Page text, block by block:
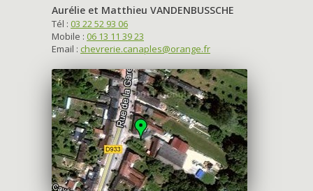
Aurélie et Matthieu VANDENBUSSCHE
Tél : 03 22 52 93 06
Mobile : 06 13 11 39 23
Email : chevrerie.canaples@orange.fr